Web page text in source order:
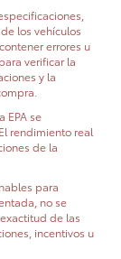
los vehículos
errores u
verificar la
y la
EPA se
rendimiento real
de la
para
no se
de las
incentivos u